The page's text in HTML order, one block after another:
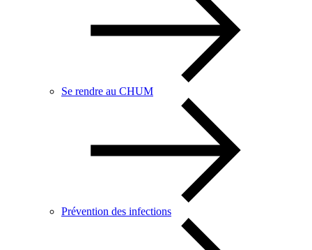
Se rendre au CHUM
Prévention des infections